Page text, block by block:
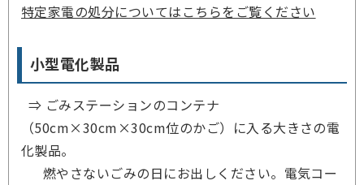
特定家電の処分についてはこちらをご覧ください
小型電化製品
⇒ ごみステーションのコンテナ
（50cm×30cm×30cm位のかご）に入る大きさの電
化製品。
燃やさないごみの日にお出しください。電気コー